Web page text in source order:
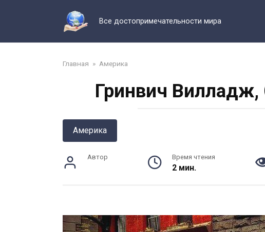
Все достопримечательности мира
Главная » Америка
Гринвич
Америка
Автор Время чтения
2 мин.